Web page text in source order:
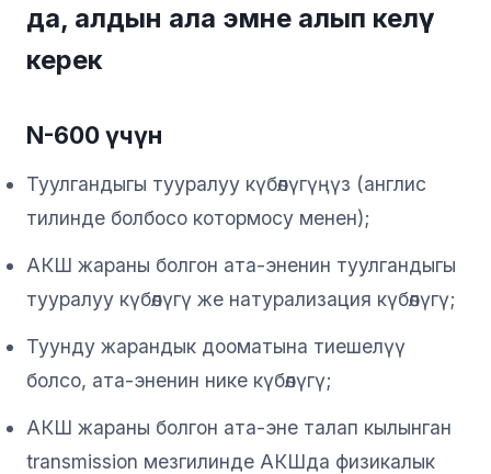
да, алдын ала эмне алып келүү
керек
N-600 үчүн
Туулгандыгы тууралуу күбөлүгүңүз (англис
тилинде болбосо котормосу менен);
АКШ жараны болгон ата-эненин туулгандыгы
тууралуу күбөлүгү же натурализация күбөлүгү;
Туунду жарандык дооматына тиешелүү
болсо, ата-эненин нике күбөлүгү;
АКШ жараны болгон ата-эне талап кылынган
transmission мезгилинде АКШда физикалык